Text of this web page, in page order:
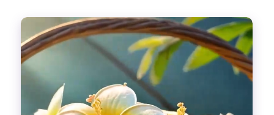
Символы
Вдохновение
Гадания